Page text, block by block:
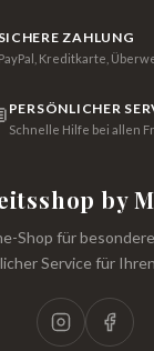
SICHERE ZAHLUNG
PayPal, Kreditkarte,
PERSÖNLICHER
Schnelle Hilfe bei allen
by
Shop für
Service für